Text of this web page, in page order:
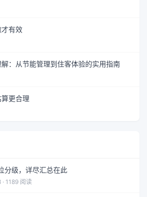
有效
：从节能管理到住客体验的实用指南
更合理
分级，详尽汇总在此
1189 阅读